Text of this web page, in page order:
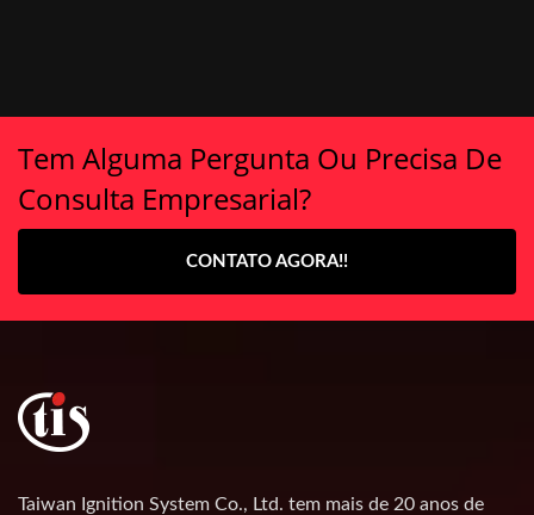
Tem Alguma Pergunta Ou Precisa De
Consulta Empresarial?
CONTATO AGORA!!
Taiwan Ignition System Co., Ltd. tem mais de 20 anos de